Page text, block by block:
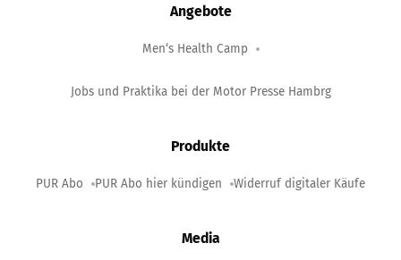
Angebote
Men‘s Health Camp
Jobs und Praktika bei der Motor Presse Hambrg
Produkte
PUR Abo PUR Abo hier kündigen Widerruf digitaler Käufe
Media